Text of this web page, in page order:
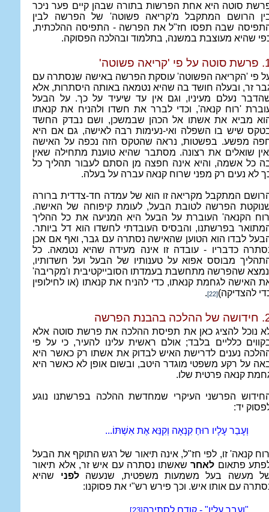
סוטה היא אחת הפרשות בתורה שבהן קיים פער ניכר
הרושם המתקבל מ'קריאה פשוטה' של הפרשה לבין
שבה תפסו חז"ל את הפרשה - התפיסה ההלכתית,
שהיא מעוצבת במשנה, בתלמוד ובהלכה הפסוקה.
פשוטה'
פי 'הקריאה הפשוטה' עוסקת הפרשה באישה שנסתרה עם
זר, ובעלה חושד בה שהיא נטמאה באותה היסתרות, אלא
נעלם מעיניו, וגם אין עד שיעיד על כך. על הבעל
'רוח קנאה', וכדי לברר את חשדו ולהניח את קנאתו
מביא את אשתו אל הכהן שבמשכן, ושם נבדק החשד
שיש בו השפלה ואי-נעימות רבה לאישה, גם אם היא
מפשע. בפשטות, נראה שהטקס הזה נכפה על האישה
שואלים את רצונה. מסתבר שהיא טוענת מתחילה שאין
כל אשמה, והיא אינה חפצה מן הסתם לעבור תהליך כל
לא נעים רק מפני שרוח קנאה עברה על בעלה.
המתקבל מקריאה זו הוא של עמדה חד-צדדית ברורה
הפרשה לטובת הבעל, לעומת קיפוחה של האישה.
הקנאה' העוברת על הבעל היא המניעה את כל ההליך
בפרשתנו, והבסיס העובדתי לחשדו הוא דל ביותר.
לבדו הוא הטוען שהאישה נסתרה עם גבר, ואף אם אכן
כדבריו - עובדה זו אינה מעידה שהיא נטמאה. כל
מבוסס אפוא על טענותיו של הבעל ועל חשדותיו,
שהפרשה מתחשבת בעמדתו הסובייקטיבית ו'מקריבה'
האישה לגחמת קנאתו, כדי להניח את קנאתו (או לחילופין
להצדיקה)[22]
.
הפרשה
נוכל להציג כאן את תפיסת ההלכה את פרשת סוטה אלא
כלליים בלבד; אולם ראשית עלינו להעיר, כי על פי
נענים לדרישת האיש לבדוק את אשתו רק כאשר היא
על רקע משפטי מוגדר היטב, ובשום אופן לא כאשר היא
קנאה פרטית שלו.
הפרשני העיקרי שמחדשת ההלכה בפרשתנו נוגע
יד:
וְעָבַר עָלָיו רוּחַ קִנְאָה וְקִנֵּא אֶת אִשְׁתּוֹ...
קנאה' זו, לפי חז"ל, אינה תיאור של רגש התוקף את הבעל
פתאום לאחרשאשתו נסתרה עם איש זר, אלא תיאור
מעשה בעל משמעות משפטית, שנעשהלפני שהיא
עם אותו איש. וכך פירש רש"י את פסוקנו: